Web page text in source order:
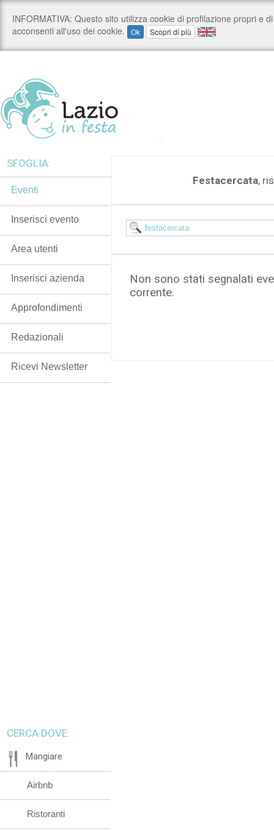
Festacercata,
Non sono stati segnalati
corrente.
SFOGLIA:
Eventi
Inserisci evento
Area utenti
Inserisci azienda
Approfondimenti
Redazionali
Ricevi Newsletter
CERCA DOVE:
Mangiare
Airbnb
Ristoranti